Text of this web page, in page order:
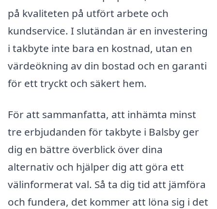
på kvaliteten på utfört arbete och
kundservice. I slutändan är en investering
i takbyte inte bara en kostnad, utan en
värdeökning av din bostad och en garanti
för ett tryckt och säkert hem.
För att sammanfatta, att inhämta minst
tre erbjudanden för takbyte i Balsby ger
dig en bättre överblick över dina
alternativ och hjälper dig att göra ett
välinformerat val. Så ta dig tid att jämföra
och fundera, det kommer att löna sig i det